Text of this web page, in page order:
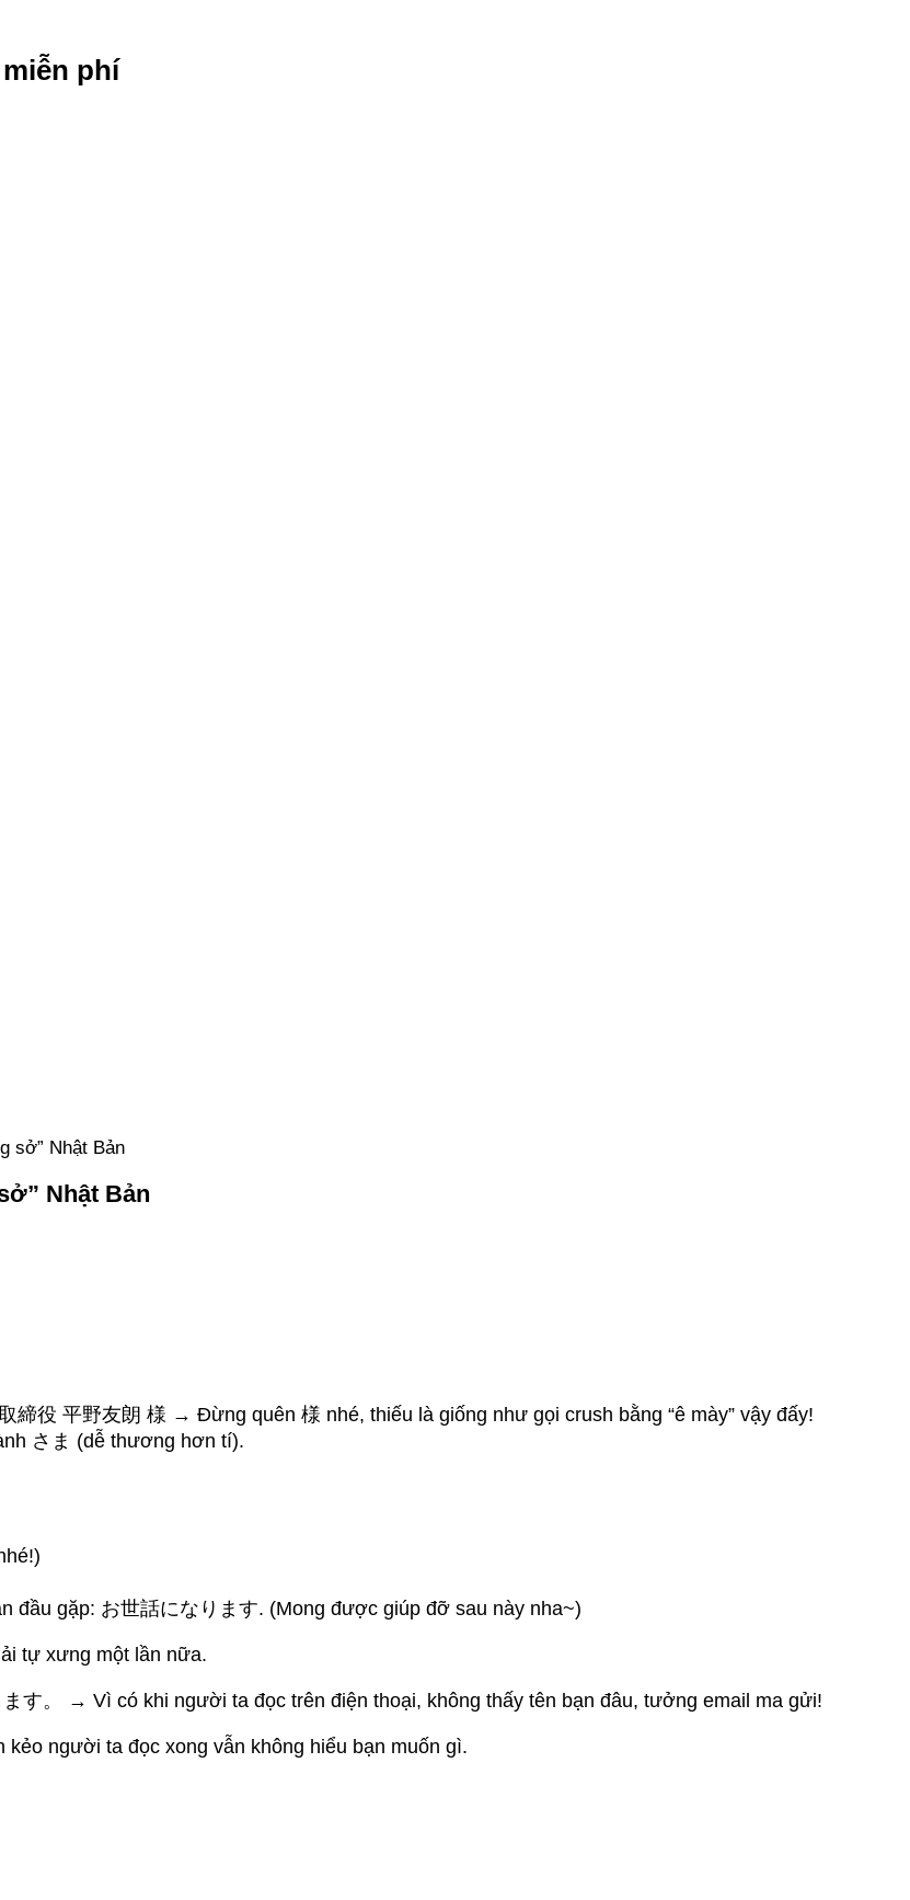
phí
sở” Nhật Bản
Nhật Bản
締役 平野友朗 様 → Đừng quên 様 nhé, thiếu là giống như gọi crush bằng “ê mày” vậy đấy!
さま (dễ thương hơn tí).
đầu gặp: お世話になります. (Mong được giúp đỡ sau này nha~)
tự xưng một lần nữa.
す。 → Vì có khi người ta đọc trên điện thoại, không thấy tên bạn đâu, tưởng email ma gửi!
người ta đọc xong vẫn không hiểu bạn muốn gì.